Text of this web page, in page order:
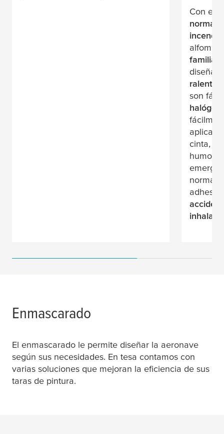
Con
familia
son
cinta,
humo y
Enmascarado
El enmascarado le permite diseñar la aeronave
según sus necesidades. En tesa contamos con
varias soluciones que mejoran la eficiencia de sus
taras de pintura.